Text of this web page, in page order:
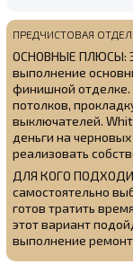
ПРЕДЧИСТОВАЯ
ОСНОВНЫЕ ПЛЮСЫ:
выполнение
финишной отделке.
потолков,
выключателей.
деньги на
реализовать
ДЛЯ КОГО
самостоятельно
готов тратить
этот вариант
выполнение